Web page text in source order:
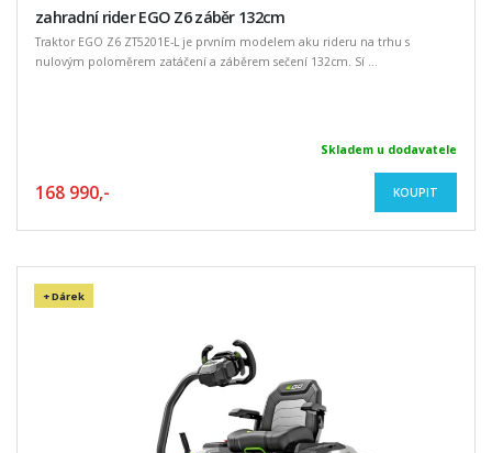
zahradní rider EGO Z6 záběr 132cm
Traktor EGO Z6 ZT5201E-L je prvním modelem aku rideru na trhu s
nulovým poloměrem zatáčení a záběrem sečení 132cm. Sí ...
Skladem u dodavatele
168 990,- KOUPIT
+ Dárek